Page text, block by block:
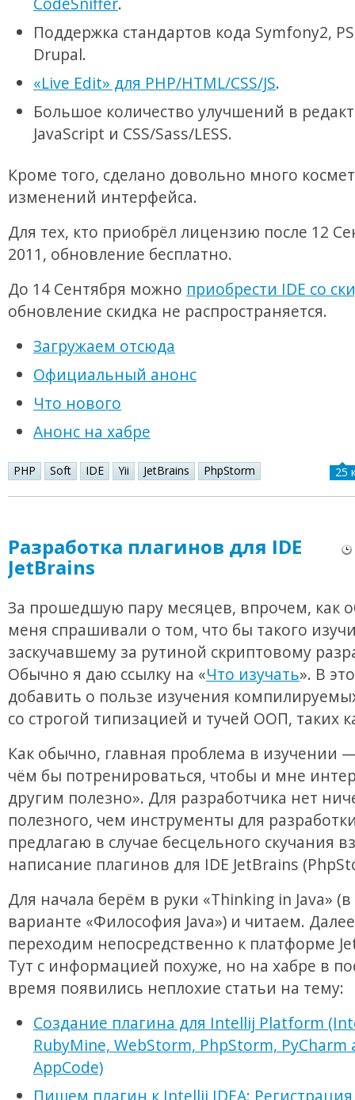
Поддержка стандартов кода Symfony2,
Drupal.
«Live Edit» для PHP/HTML/CSS/JS.
Большое количество улучшений в
JavaScript и CSS/Sass/LESS.
Кроме того, сделано довольно много
изменений интерфейса.
Для тех, кто приобрёл лицензию после 12
2011, обновление бесплатно.
До 14 Сентября можно приобрести IDE со
обновление скидка не распространяется.
Загружаем отсюда
Официальный анонс
Что нового
Анонс на хабре
PHP Soft IDE Yii JetBrains PhpStorm 25
Разработка плагинов для IDE
JetBrains
За прошедшую пару месяцев, впрочем, как
меня спрашивали о том, что бы такого
заскучавшему за рутиной скриптовому
Обычно я даю ссылку на «Что изучать». В
добавить о пользе изучения
со строгой типизацией и тучей ООП, таких
Как обычно, главная проблема в изучении
чём бы потренироваться, чтобы и мне
другим полезно». Для разработчика нет
полезного, чем инструменты для
предлагаю в случае бесцельного скучания
написание плагинов для IDE JetBrains
Для начала берём в руки «Thinking in Java» (в
варианте «Философия Java») и читаем. Далее
переходим непосредственно к платформе
Тут с информацией похуже, но на хабре в
время появились неплохие статьи на тему:
Создание плагина для Intellij Platform
RubyMine, WebStorm, PhpStorm, PyCharm
AppCode)
Пишем плагин к Intellij IDEA: